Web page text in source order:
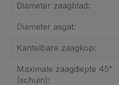
Diameter zaagblad:
Diameter asgat:
Kantelbare zaagkop:
Maximale zaagdiepte 45°
(schuin):